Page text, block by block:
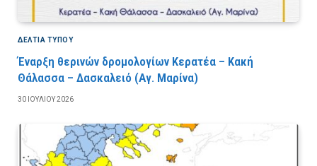
ΔΕΛΤΙΑ ΤΥΠΟΥ
Έναρξη θερινών δρομολογίων Κερατέα – Κακή
Θάλασσα – Δασκαλειό (Αγ. Μαρίνα)
30 ΙΟΥΛΊΟΥ 2026